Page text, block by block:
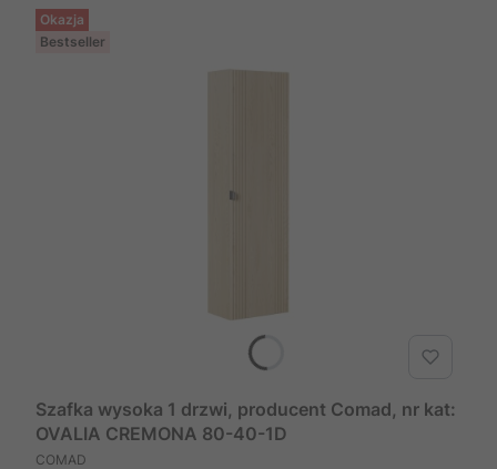
Okazja
Bestseller
Szafka wysoka 1 drzwi, producent Comad, nr kat:
OVALIA CREMONA 80-40-1D
PRODUCENT
COMAD